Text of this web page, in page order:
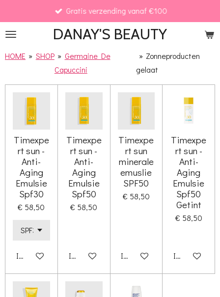
direct
naar
de
DANAY'S BEAUTY
Gratis verzending vanaf €100
HOME » SHOP » Germaine De
Capuccini
» Zonneproducten
gelaat
Timexpe
rt sun -
Anti-
Aging
Emulsie
Spf30
€ 58,50
In winkelwagen
Timexpe
rt sun -
Anti-
Aging
Emulsie
Spf50
€ 58,50
In winkelwagen
Timexpe
rt sun
minerale
emuslie
SPF50
€ 58,50
In winkelwagen
Timexpe
rt sun -
Anti-
Aging
Emulsie
Spf50
Getint
€ 58,50
In